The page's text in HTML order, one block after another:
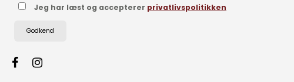
Jeg har læst og accepterer privatlivspolitikken
Godkend